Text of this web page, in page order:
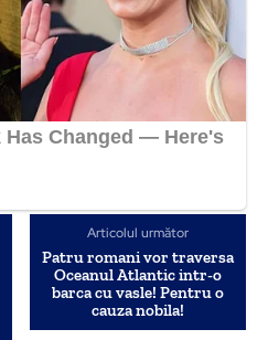
Articolul următor
Patru romani vor traversa
Oceanul Atlantic intr-o
barca cu vasle! Pentru o
cauza nobila!